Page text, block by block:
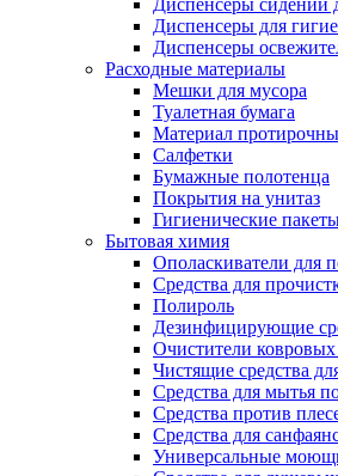
Диспенсеры сидений
Диспенсеры для
Диспенсеры
Расходные материалы
Мешки для мусора
Туалетная бумага
Материал
Салфетки
Бумажные полотенца
Покрытия на унитаз
Гигиенические
Бытовая химия
Ополаскиватели для
Средства для
Полироль
Дезинфицирующие
Очистители
Чистящие средства
Средства для мытья
Средства против
Средства для
Универсальные